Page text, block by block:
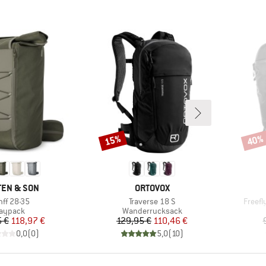
& SON
28-35
Preis
€reduzierter Preis
118,97 €
0,0(0)
MARKE
ORTOVOX
Artikel
Traverse 18 S
Produktgruppe
Wanderrucksack
Preis
129,95 €reduzierter Preis
110,46 €
5,0(10)
Rabatt
15%
Artikel
40%